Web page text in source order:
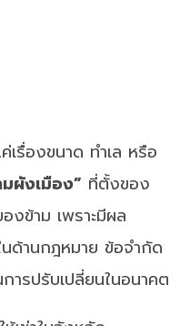
เรื่องขนาด ทำเล หรือ
ผังเมือง” ที่ตั้งของ
งข้าม เพราะมีผล
ด้านกฎหมาย ข้อจำกัด
ารปรับเปลี่ยนในอนาคต